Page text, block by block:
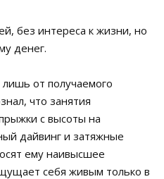
без интереса к жизни, но
денег.
от получаемого
что занятия
с высоты на
дайвинг и затяжные
ему наивысшее
себя живым только в